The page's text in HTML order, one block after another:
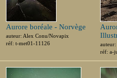
Aurore boréale - Norvège
auteur: Alex Conu/Novapix
réf: t-met01-11126
réf: a-